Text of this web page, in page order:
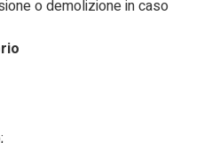
o demolizione in caso